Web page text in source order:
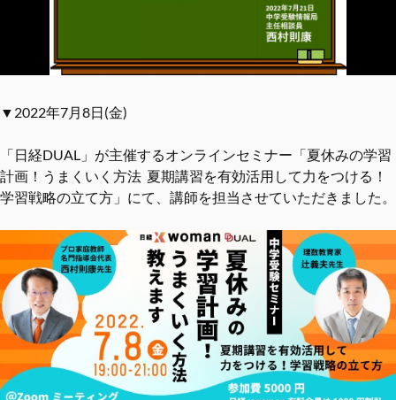
▼2022年7月8日(金)
「日経DUAL」が主催するオンラインセミナー「夏休みの学習
計画！うまくいく方法 夏期講習を有効活用して力をつける！
学習戦略の立て方」にて、講師を担当させていただきました。